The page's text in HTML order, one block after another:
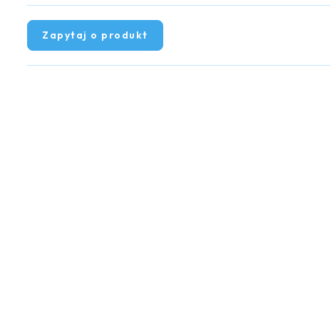
Zapytaj o produkt